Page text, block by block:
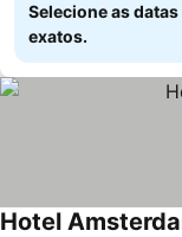
Selecione as
exatos.
Hotel